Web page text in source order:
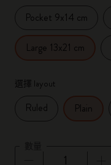
Pocket 9x14 cm
Large 13x21 cm
選擇 layout
Ruled Plain